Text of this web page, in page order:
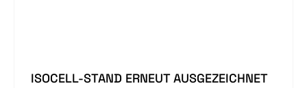
ISOCELL-STAND ERNEUT AUSGEZEICHNET